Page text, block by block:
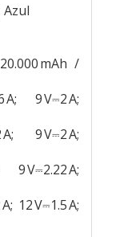
Azul
mAh /
A; 9 V⎓2 A;
9 V⎓2 A;
V⎓2.22 A;
12 V⎓1.5 A;